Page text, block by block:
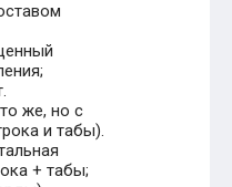
же, но с
и табы).
+ табы;